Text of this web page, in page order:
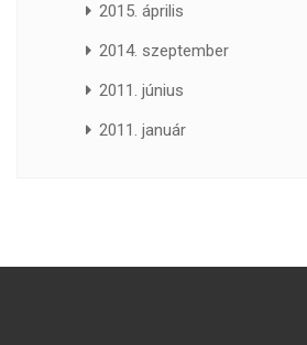
2015. április
2014. szeptember
2011. június
2011. január